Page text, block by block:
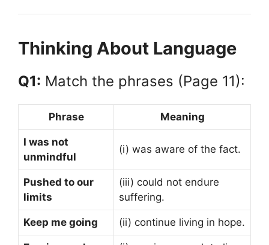
Thinking About Language
Q1: Match the phrases (Page 11):
Phrase Meaning
I was not
unmindful
(i) was aware of the fact.
Pushed to our
limits
(iii) could not endure
suffering.
Keep me going (ii) continue living in hope.